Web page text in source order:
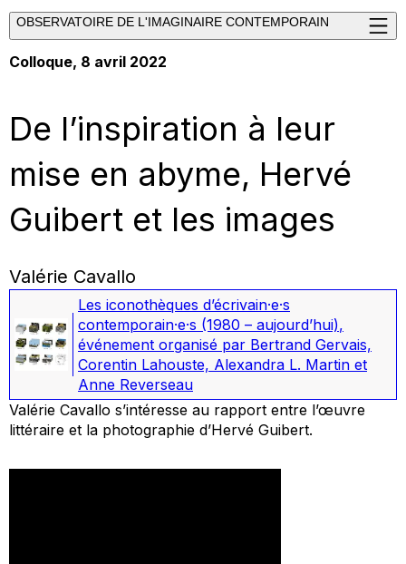
OBSERVATOIRE DE L'IMAGINAIRE CONTEMPORAIN
Colloque, 8 avril 2022
De l’inspiration à leur
mise en abyme, Hervé
Guibert et les images
Valérie Cavallo
Les iconothèques d’écrivain·e·s
contemporain·e·s (1980 – aujourd’hui),
événement organisé par Bertrand Gervais,
Corentin Lahouste, Alexandra L. Martin et
Anne Reverseau
Valérie Cavallo s’intéresse au rapport entre l’œuvre
littéraire et la photographie d’Hervé Guibert.